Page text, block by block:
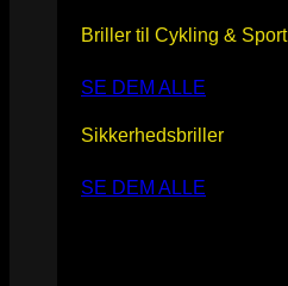
Briller til Cykling & Sport
SE DEM ALLE
Sikkerhedsbriller
SE DEM ALLE